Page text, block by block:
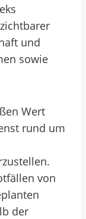
und
sowie
Wert
rund um
von
der